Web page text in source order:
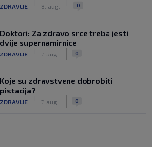
ZDRAVLJE 8. aug. 0
Doktori: Za zdravo srce treba jesti
dvije supernamirnice
ZDRAVLJE 7. aug. 0
Koje su zdravstvene dobrobiti
pistacija?
ZDRAVLJE 7. aug. 0